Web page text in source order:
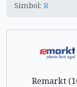
Simbol: R
Remarkt